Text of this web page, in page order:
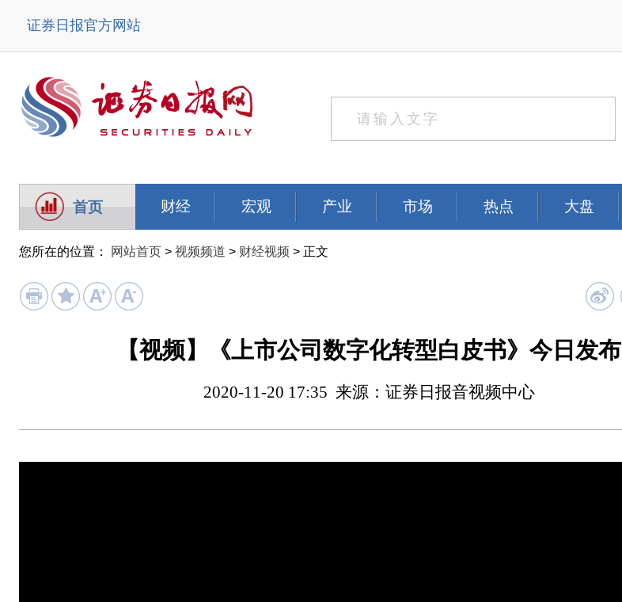
证券日报官方网站
首页 财经 宏观 产业 市场 热点 大盘
您所在的位置： 网站首页 > 视频频道 > 财经视频 > 正文
【视频】《上市公司数字化转型白皮书》今日发布
2020-11-20 17:35 来源：证券日报音视频中心